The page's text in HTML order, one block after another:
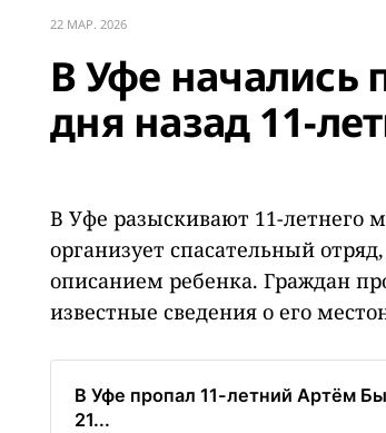
22 МАР. 2026
В Уфе начались
дня назад 11-
В Уфе разыскивают 11-летнего
организует спасательный
описанием ребенка. Граждан
известные сведения о его
В Уфе пропал 11-летний Артём
21...